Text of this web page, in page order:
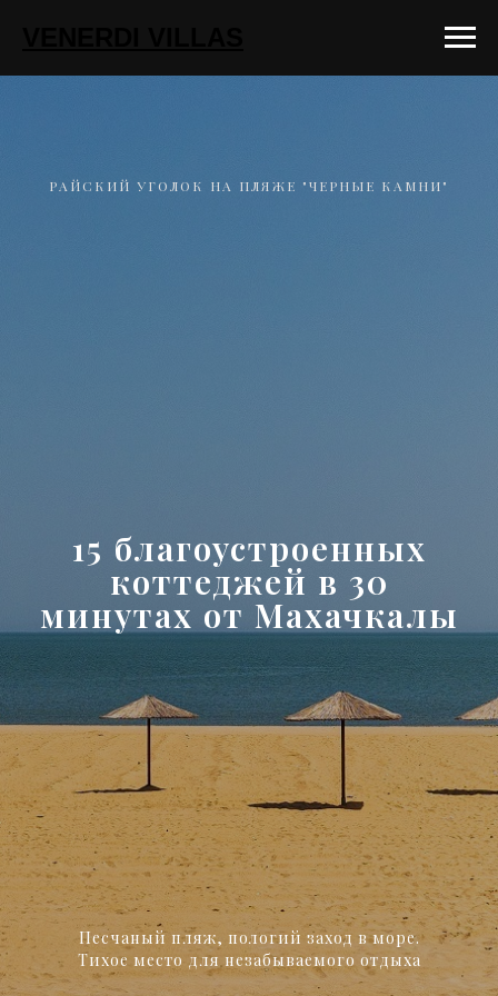
15 благоустроенных
коттеджей в 30
минутах от Махачкалы
РАЙСКИЙ УГОЛОК НА ПЛЯЖЕ "ЧЕРНЫЕ КАМНИ"
Песчаный пляж, пологий заход в море.
Тихое место для незабываемого отдыха